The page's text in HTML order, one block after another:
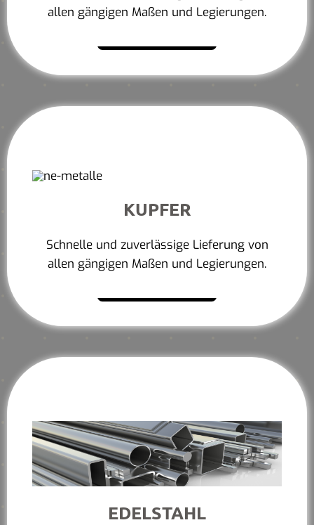
allen gängigen Maßen und Legierungen.
KUPFER
Schnelle und zuverlässige Lieferung von
allen gängigen Maßen und Legierungen.
EDELSTAHL